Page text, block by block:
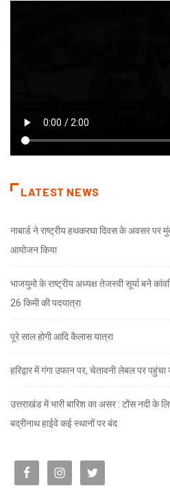
LATEST NEWS
नाबार्ड ने राष्ट्रीय हथकरघा दिवस के अवसर पर
आयोजन किया
भाजयुमो के राष्ट्रीय अध्यक्ष तेजस्वी सूर्या बने
26 किमी की पदयात्रा
पूरे साल होगी आदि कैलास यात्रा
हरिद्वार में गंगा उफान पर, चेतावनी लेबल पर
उत्तराखंड में भारी बारिश का असर : टोंस नदी के
बद्रीनाथ हाईवे कई स्थानों पर बंद